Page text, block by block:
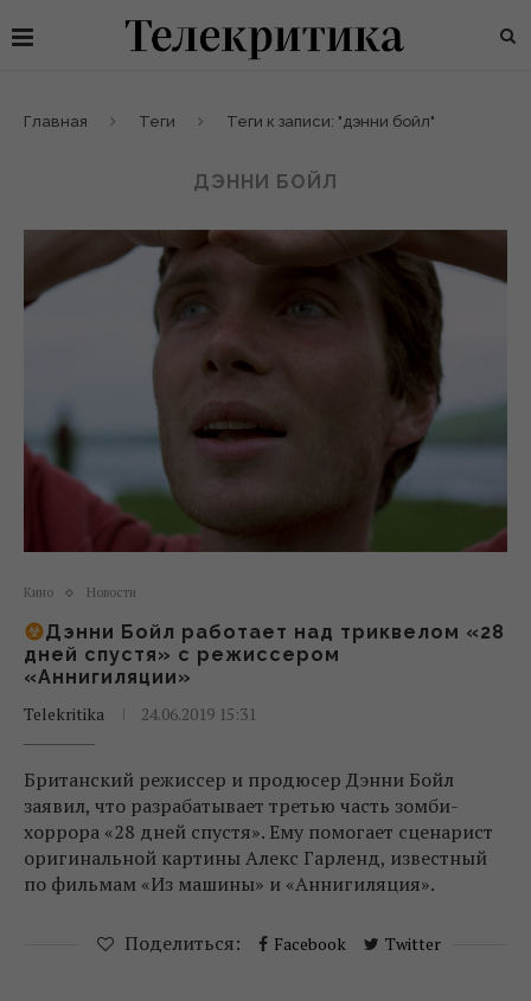
Главная Теги Теги к записи: "дэнни бойл"
ДЭННИ БОЙЛ
Кино Новости
Дэнни Бойл работает над триквелом «28
дней спустя» с режиссером
«Аннигиляции»
Telekritika
24.06.2019 15:31
Британский режиссер и продюсер Дэнни Бойл
заявил, что разрабатывает третью часть зомби-
хоррора «28 дней спустя». Ему помогает сценарист
оригинальной картины Алекс Гарленд, известный
по фильмам «Из машины» и «Аннигиляция».
Поделиться: Facebook Twitter